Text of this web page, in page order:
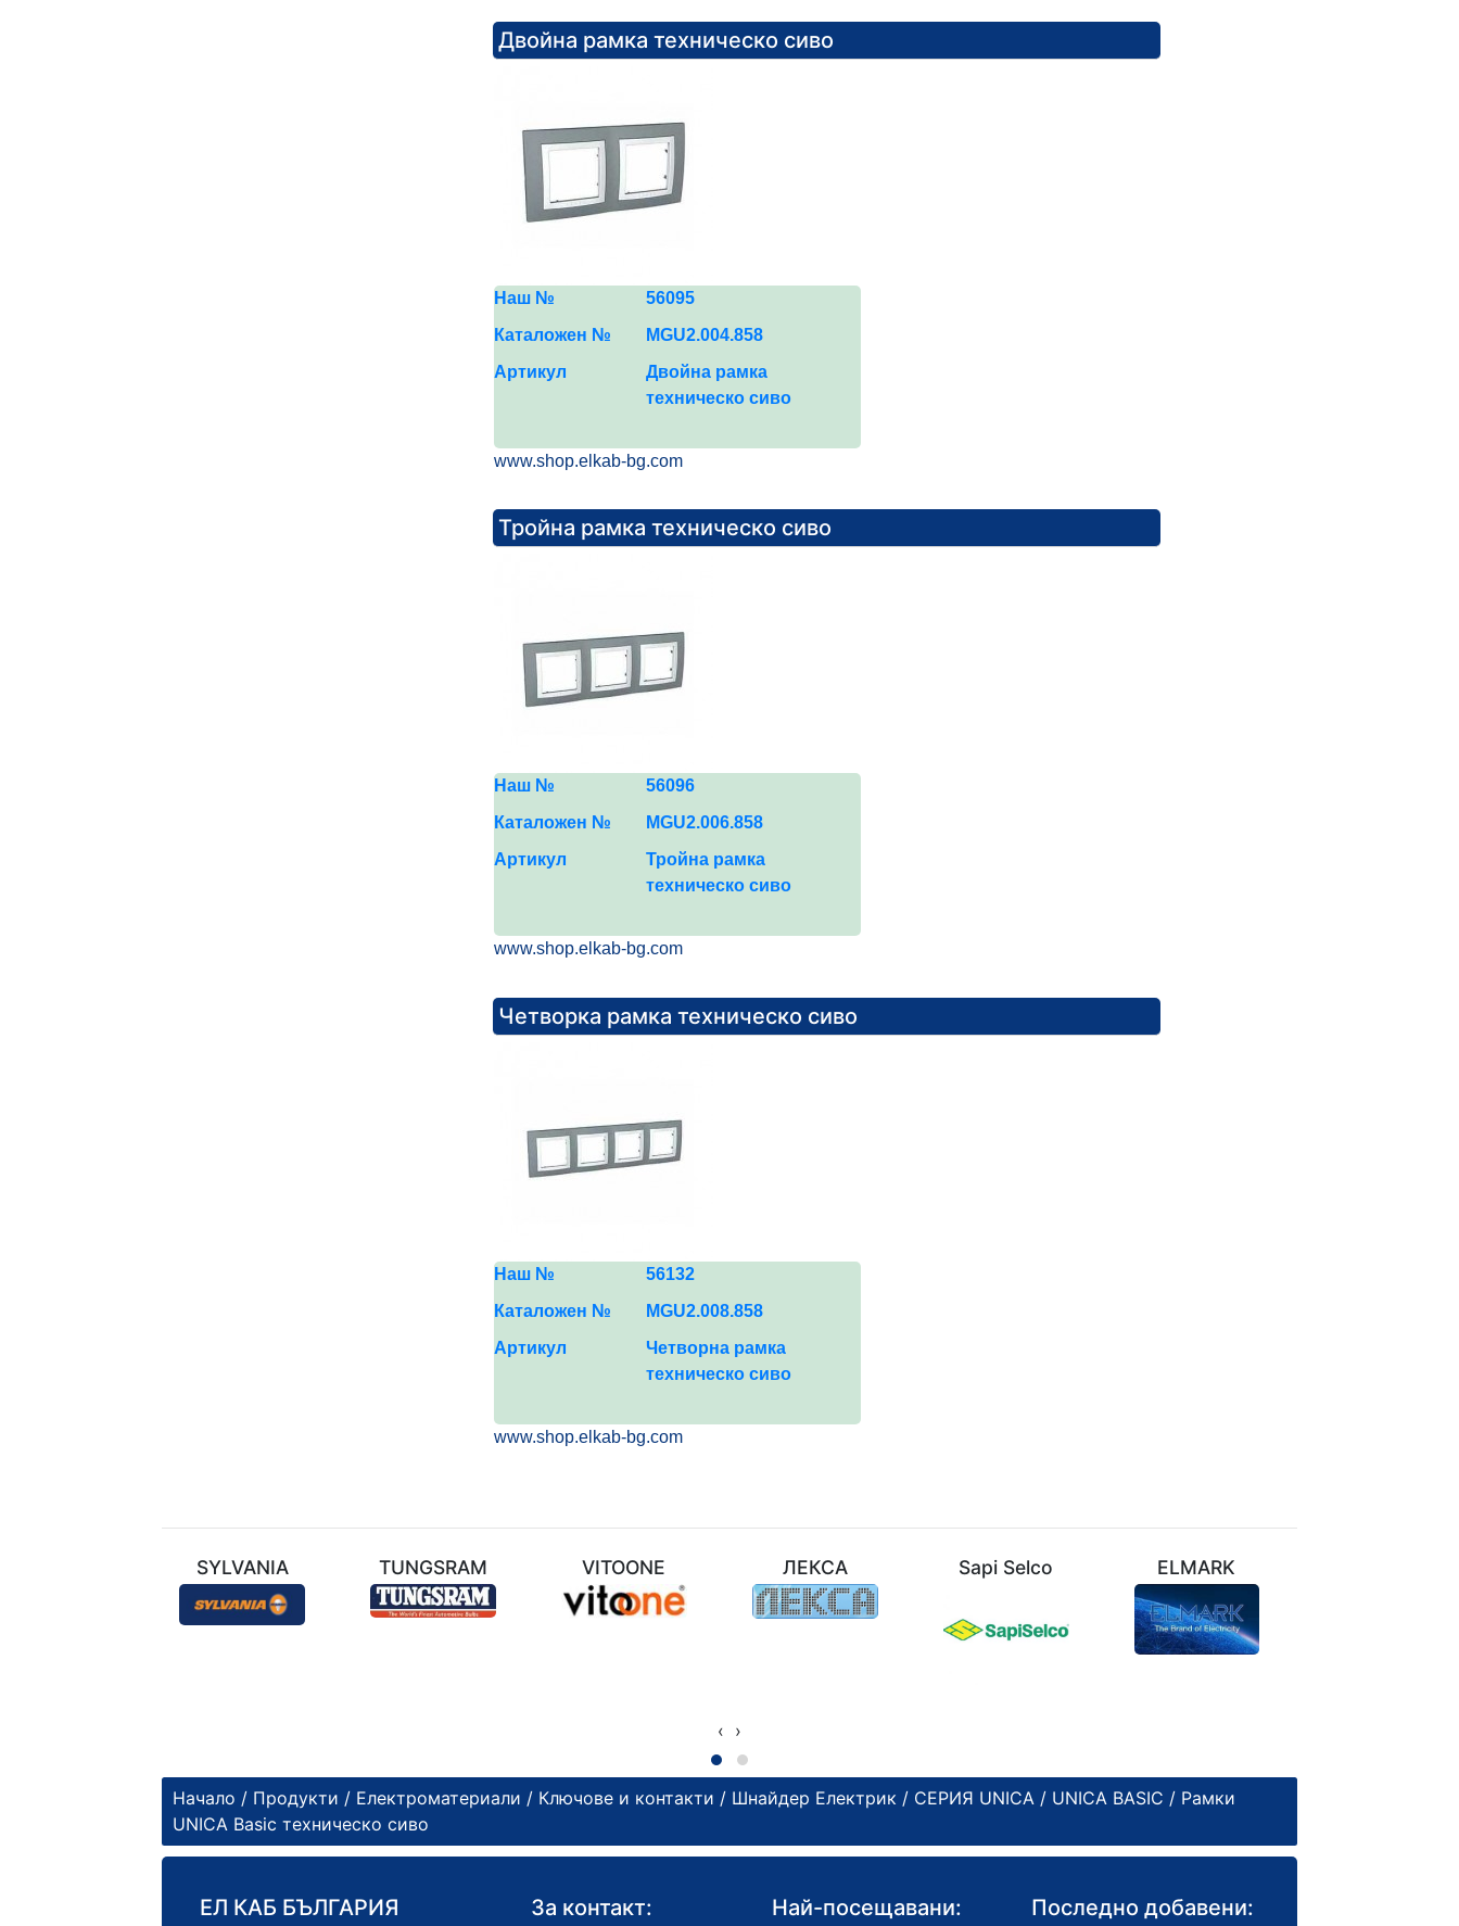
Двойна рамка техническо сиво
Наш № 56095
Каталожен №
MGU2.004.858
Артикул
Двойна рамка
техническо сиво
www.shop.elkab-bg.com
Тройна рамка техническо сиво
Наш № 56096
Каталожен №
MGU2.006.858
Артикул
Тройна рамка
техническо сиво
www.shop.elkab-bg.com
Четворка рамка техническо сиво
Наш № 56132
Каталожен №
MGU2.008.858
Артикул
Четворна рамка
техническо сиво
www.shop.elkab-bg.com
SYLVANIA TUNGSRAM VITOONE ЛЕКСА Sapi Selco ELMARK
‹ ›
Начало / Продукти / Електроматериали / Ключове и контакти / Шнайдер Електрик / СЕРИЯ UNICA / UNICA BASIC / Рамки
UNICA Basic техническо сиво
ЕЛ КАБ БЪЛГАРИЯ За контакт: Най-посещавани: Последно добавени: